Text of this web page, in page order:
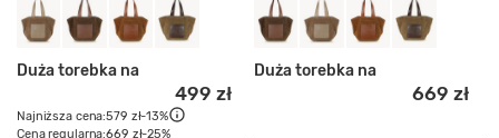
Duża torebka na
499 zł
Najniższa cena:579 zł-13%
Cena regularna:669 zł-25%
Duża torebka na
669 zł